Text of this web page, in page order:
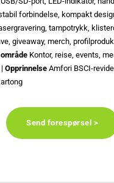
forbindelse, kompakt
tampotrykk,
giveaway, merch,
Kontor, reise, events,
Opprinnelse Amfori BSCI-
Send forespørsel >